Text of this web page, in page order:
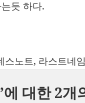
듯 하다.
스노트, 라스트네임
대한 2개